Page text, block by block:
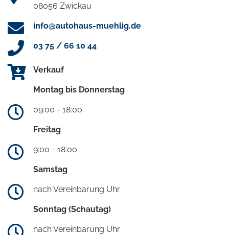
08056 Zwickau
info@autohaus-muehlig.de
03 75 / 66 10 44
Verkauf
Montag bis Donnerstag
09:00 - 18:00
Freitag
9:00 - 18:00
Samstag
nach Vereinbarung Uhr
Sonntag (Schautag)
nach Vereinbarung Uhr